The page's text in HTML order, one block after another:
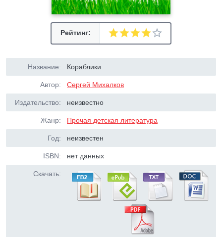
Рейтинг:
Название: Кораблики
Автор: Сергей Михалков
Издательство: неизвестно
Жанр: Прочая детская литература
Год: неизвестен
ISBN: нет данных
Скачать: